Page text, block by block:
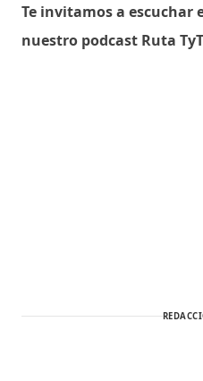
Te invitamos a escuchar
nuestro podcast Ruta